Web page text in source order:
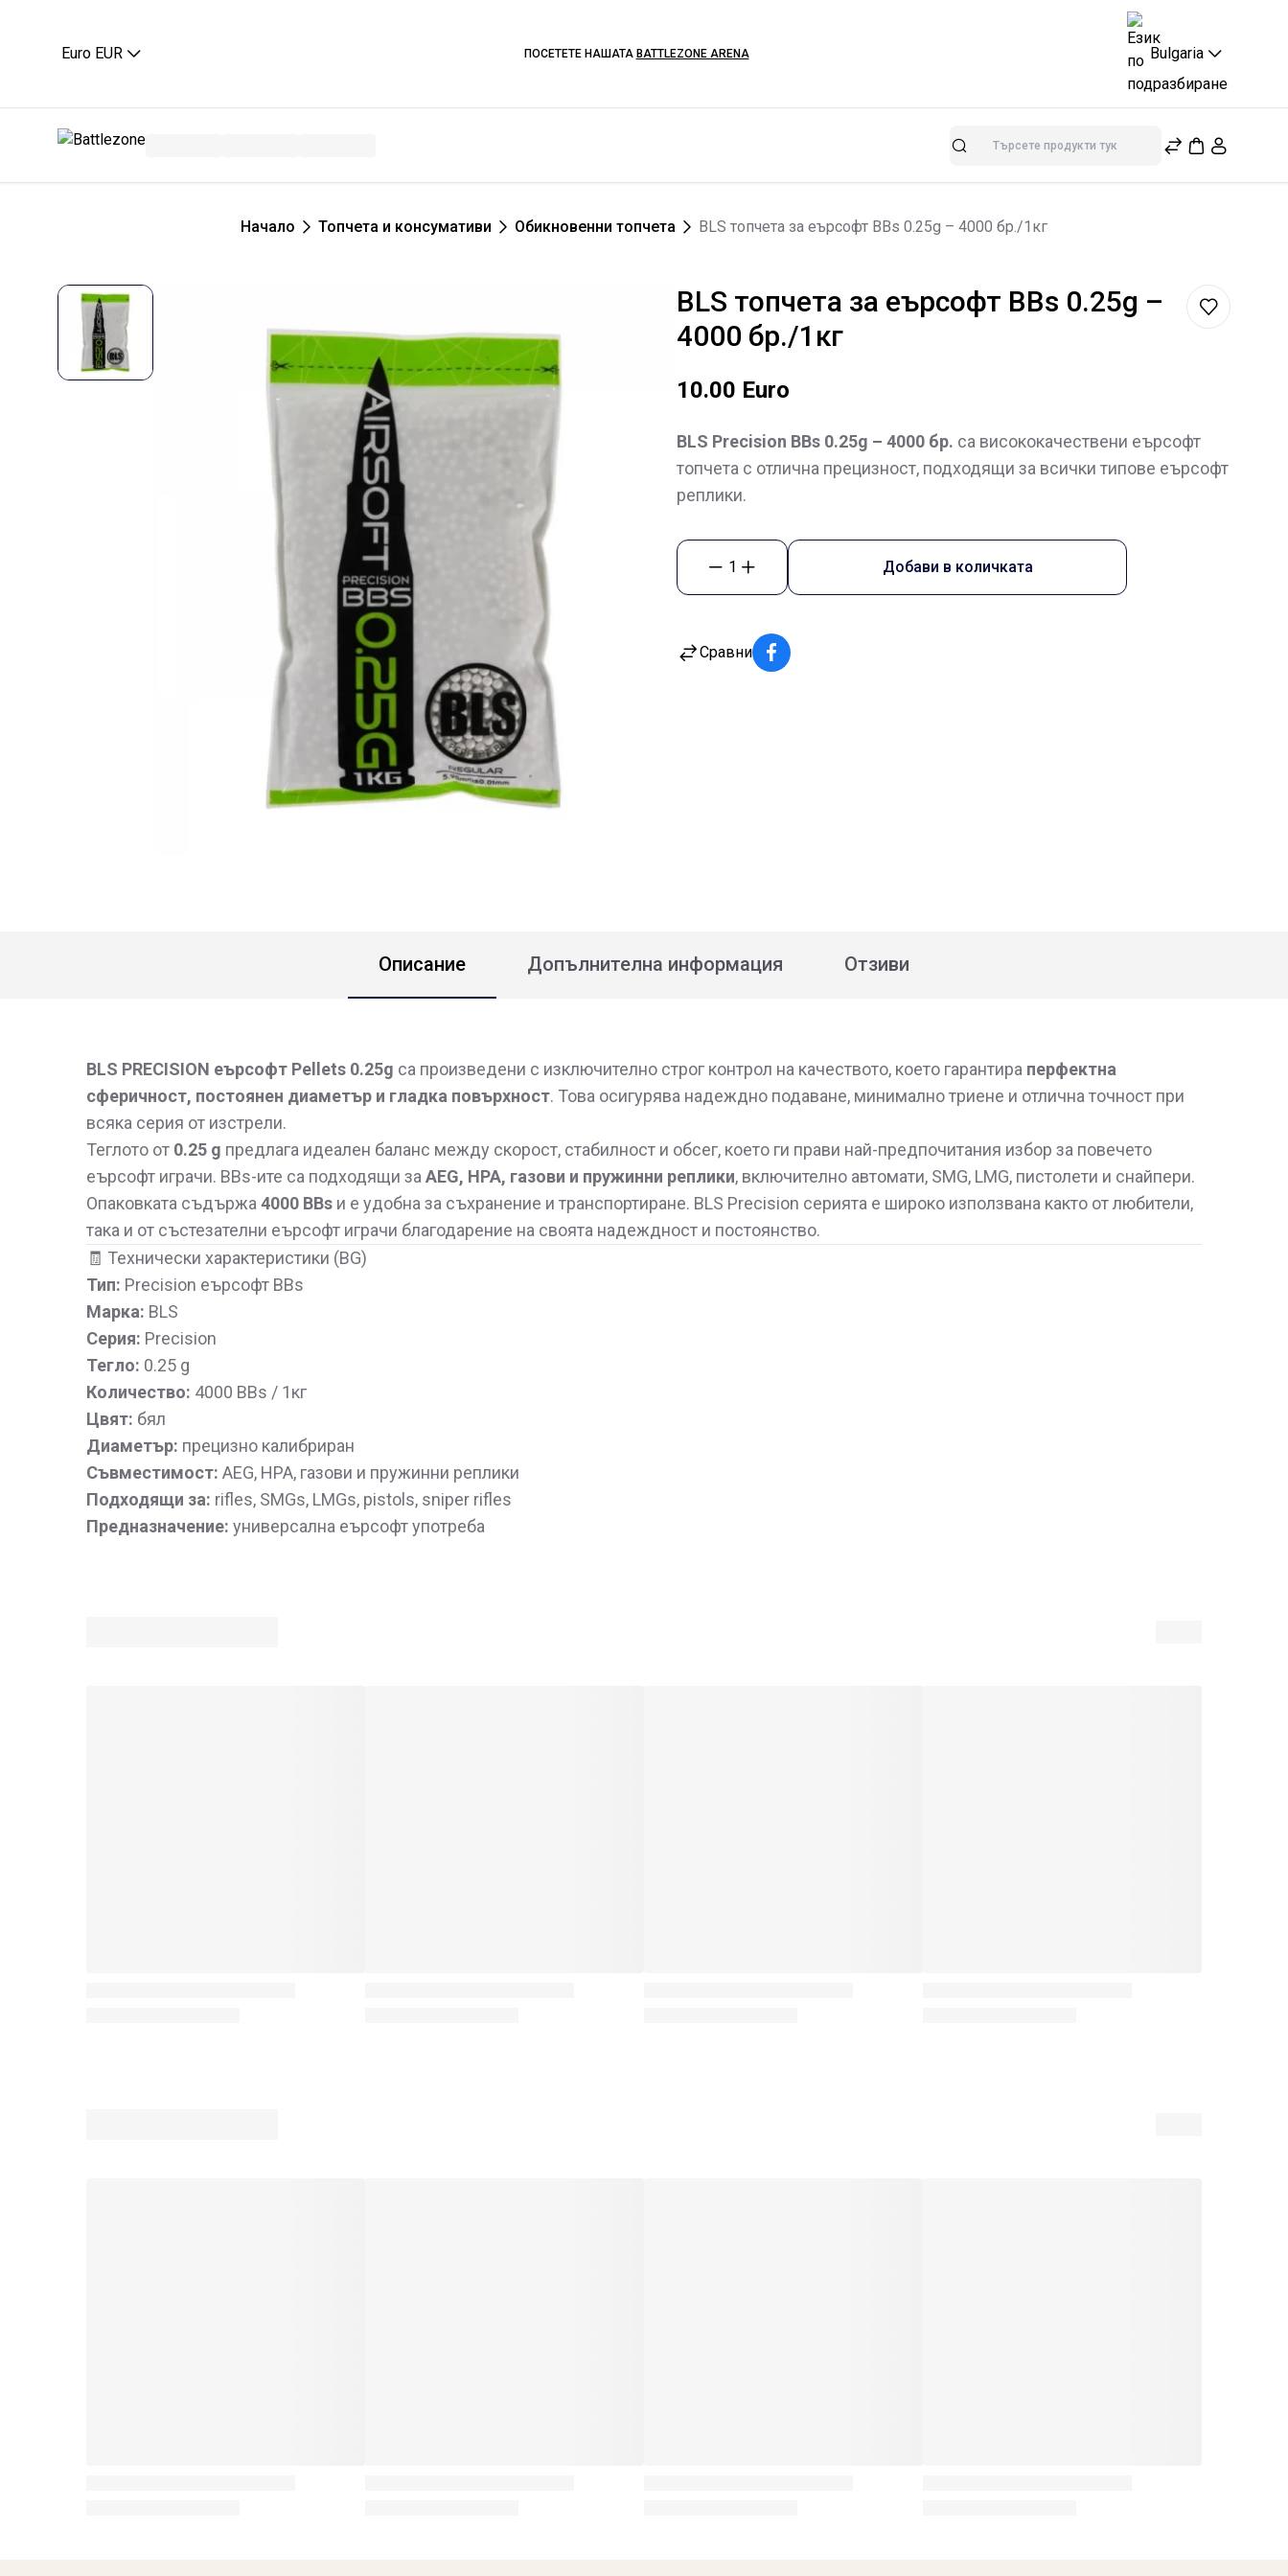
Euro EUR ПОСЕТЕТЕ НАШАТА BATTLEZONE ARENA Bulgaria
Търсене
Начало Топчета и консумативи Обикновенни топчета BLS топчета за еърсофт BBs 0.25g – 4000 бр./1кг
BLS топчета за еърсофт BBs 0.25g –
4000 бр./1кг
10.00 Euro
BLS Precision BBs 0.25g – 4000 бр. са висококачествени еърсофт
топчета с отлична прецизност, подходящи за всички типове еърсофт
реплики.
1 Добави в количката
Сравни
Описание Допълнителна информация Отзиви
BLS PRECISION еърсофт Pellets 0.25g са произведени с изключително строг контрол на качеството, което гарантира перфектна
сферичност, постоянен диаметър и гладка повърхност. Това осигурява надеждно подаване, минимално триене и отлична точност при
всяка серия от изстрели.
Теглото от 0.25 g предлага идеален баланс между скорост, стабилност и обсег, което ги прави най-предпочитания избор за повечето
еърсофт играчи. BBs-ите са подходящи за AEG, HPA, газови и пружинни реплики, включително автомати, SMG, LMG, пистолети и снайпери.
Опаковката съдържа 4000 BBs и е удобна за съхранение и транспортиране. BLS Precision серията е широко използвана както от любители,
така и от състезателни еърсофт играчи благодарение на своята надеждност и постоянство.
🧾 Технически характеристики (BG)
Тип: Precision еърсофт BBs
Марка: BLS
Серия: Precision
Тегло: 0.25 g
Количество: 4000 BBs / 1кг
Цвят: бял
Диаметър: прецизно калибриран
Съвместимост: AEG, HPA, газови и пружинни реплики
Подходящи за: rifles, SMGs, LMGs, pistols, sniper rifles
Предназначение: универсална еърсофт употреба